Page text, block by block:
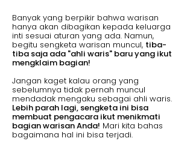
Banyak yang berpikir bahwa warisan
hanya akan dibagikan kepada keluarga
inti sesuai aturan yang ada. Namun,
begitu sengketa warisan muncul, tiba-
tiba saja ada "ahli waris" baru yang ikut
mengklaim bagian!
Jangan kaget kalau orang yang
sebelumnya tidak pernah muncul
mendadak mengaku sebagai ahli waris.
Lebih parah lagi, sengketa ini bisa
membuat pengacara ikut menikmati
bagian warisan Anda! Mari kita bahas
bagaimana hal ini bisa terjadi.